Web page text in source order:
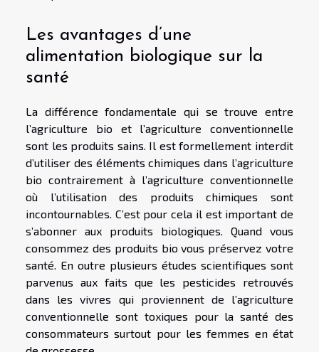
Les avantages d’une
alimentation biologique sur la
santé
La différence fondamentale qui se trouve entre
l’agriculture bio et l’agriculture conventionnelle
sont les produits sains. Il est formellement interdit
d’utiliser des éléments chimiques dans l’agriculture
bio contrairement à l’agriculture conventionnelle
où l’utilisation des produits chimiques sont
incontournables. C’est pour cela il est important de
s’abonner aux produits biologiques. Quand vous
consommez des produits bio vous préservez votre
santé. En outre plusieurs études scientifiques sont
parvenus aux faits que les pesticides retrouvés
dans les vivres qui proviennent de l’agriculture
conventionnelle sont toxiques pour la santé des
consommateurs surtout pour les femmes en état